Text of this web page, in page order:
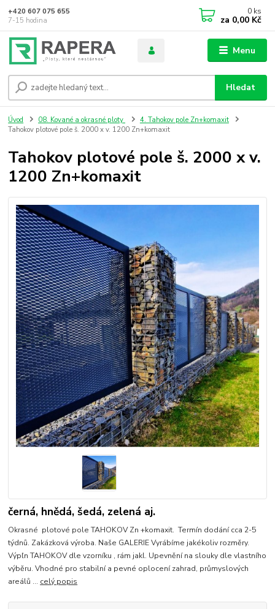
Menu
Hledat
+420 607 075 655
7-15 hodina
0 ks
za 0,00 Kč
Úvod 08. Kované a okrasné ploty
4. Tahokov pole Zn+komaxit
Tahokov plotové pole š. 2000 x v. 1200 Zn+komaxit
Tahokov plotové pole š. 2000 x v.
1200 Zn+komaxit
černá, hnědá, šedá, zelená aj.
Okrasné plotové pole TAHOKOV Zn +komaxit. Termín dodání cca 2-5
týdnů. Zakázková výroba. Naše GALERIE Vyrábíme jakékoliv rozměry.
Výpľn TAHOKOV dle vzorníku , rám jakl. Upevnění na slouky dle vlastního
výběru. Vhodné pro stabilní a pevné oplocení zahrad, průmyslových
areálů ... celý popis